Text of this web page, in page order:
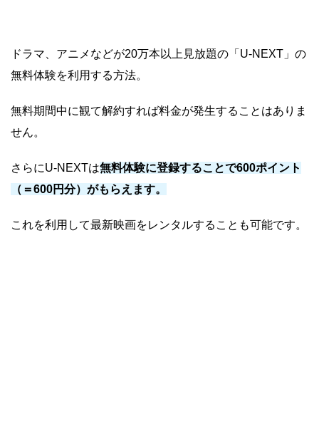
ドラマ、アニメなどが20万本以上見放題の「U-NEXT」の
無料体験を利用する方法。
無料期間中に観て解約すれば料金が発生することはありま
せん。
さらにU-NEXTは無料体験に登録することで600ポイント
（＝600円分）がもらえます。
これを利用して最新映画をレンタルすることも可能です。